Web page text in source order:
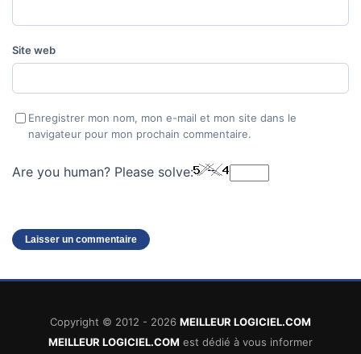
Site web
Enregistrer mon nom, mon e-mail et mon site dans le
navigateur pour mon prochain commentaire.
Are you human? Please solve:
Copyright © 2012 - 2026 MEILLEUR LOGICIEL.COM
MEILLEUR LOGICIEL.COM est dédié à vous informer